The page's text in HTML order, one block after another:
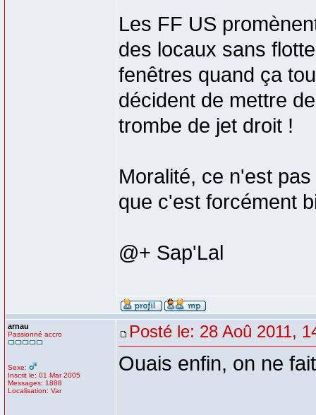
Les FF US
des locaux sans
fenêtres quand ça
décident de mettre
trombe de jet droit !
Moralité, ce n'est
que c'est forcément
@+ Sap'Lal
arnau
Passionné accro
Sexe:
Inscrit le: 01 Mar 2005
Messages: 1888
Localisation: Var
Posté le: 28 Aoû 2011,
Ouais enfin, on ne